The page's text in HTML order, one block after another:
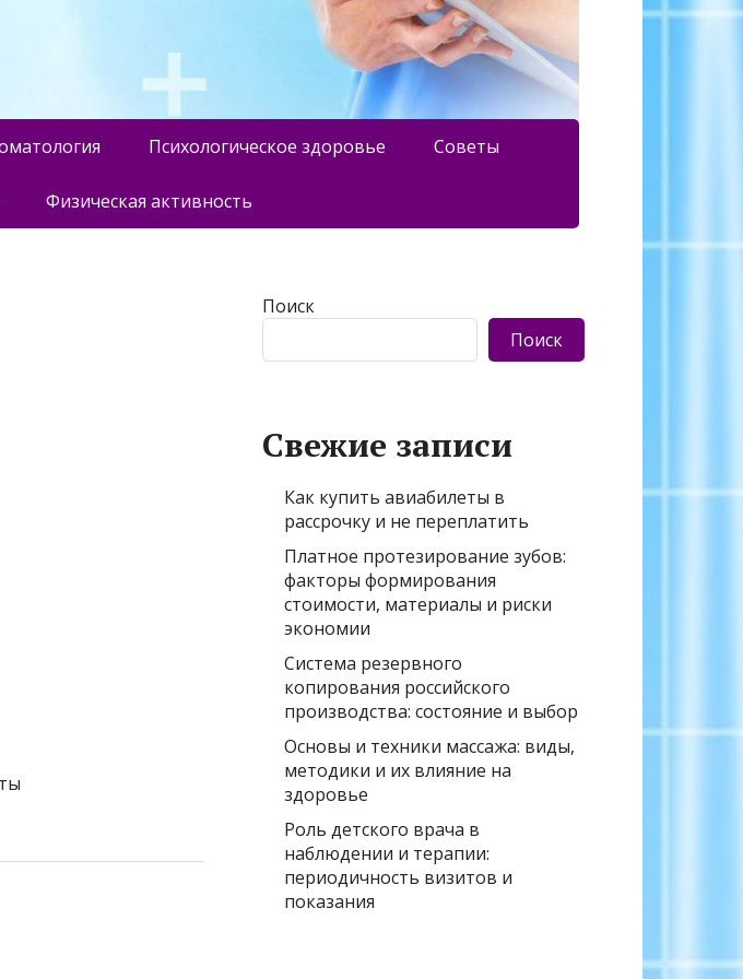
Психологическое здоровье Советы
Физическая активность
Поиск
Поиск
Свежие записи
Как купить авиабилеты в
рассрочку и не переплатить
Платное протезирование зубов:
факторы формирования
стоимости, материалы и риски
экономии
Система резервного
копирования российского
производства: состояние и выбор
Основы и техники массажа: виды,
методики и их влияние на
здоровье
Роль детского врача в
наблюдении и терапии:
периодичность визитов и
показания